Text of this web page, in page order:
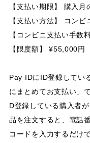
【支払い期限】 購入
【支払い方法】 コンビ
【コンビニ支払い手数
【限度額】 ¥55,000円
Pay IDにID登録してい
にまとめてお支払い」
D登録している購入者
品を注文すると、電話
コードを入力するだけ